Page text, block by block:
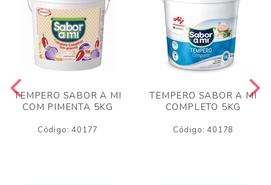
TEMPERO SABOR A MI
COM PIMENTA 5KG
Código: 40177
TEMPERO SABOR A MI
COMPLETO 5KG
Código: 40178